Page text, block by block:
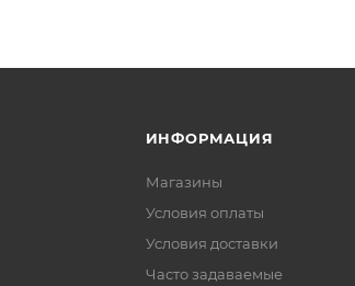
покупки будет считаться оплата
ИНФОРМАЦИЯ
Магазины
Условия оплаты
Условия доставки
Часто задаваемые